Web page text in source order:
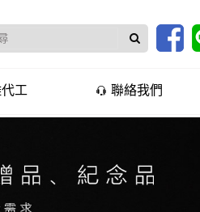
工 聯絡我們